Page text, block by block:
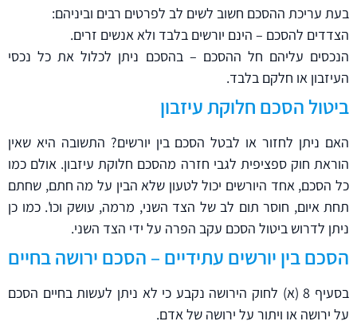
בעת עריכת ההסכם חשוב לשים לב לפרטים רבים וביניהם:
הצדדים להסכם – הינם יורשים בלבד ולא אנשים זרים.
הנכסים עליהם חל ההסכם – בהסכם ניתן לכלול את כל נכסי
העיזבון או חלקם בלבד.
ביטול הסכם חלוקת עיזבון
האם ניתן לחזור או לבטל הסכם בין יורשים? התשובה היא שאין
הוראת חוק ספציפית לגבי חזרה מהסכם חלוקת עיזבון. אולם כמו
כל הסכם, אחד היורשים יכול לטעון שלא הבין על מה חתם, שחתם
תחת איום, חוסר תום לב של הצד השני, מרמה, עושק וכו'. כמו כן
ניתן לדרוש ביטול הסכם עקב הפרה על ידי הצד השני.
הסכם בין יורשים עתידיים – הסכם ירושה בחיים
בסעיף 8 (א) לחוק הירושה נקבע כי לא ניתן לעשות בחיים הסכם
על ירושה או ויתור על ירושה של אדם.